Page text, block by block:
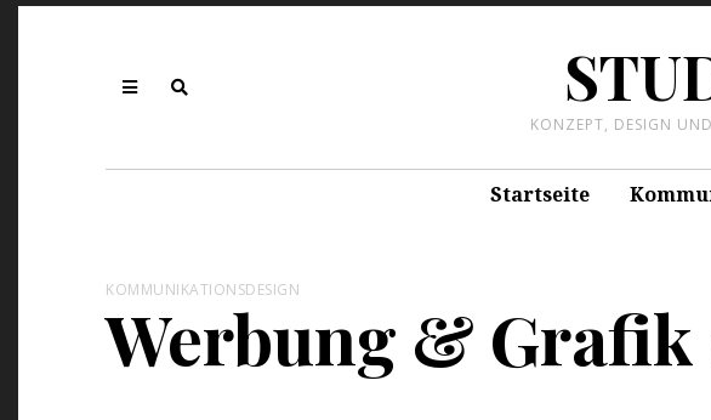
KONZEPT, DESIGN
Startseite
KOMMUNIKATIONSDESIGN
Werbung & Grafik